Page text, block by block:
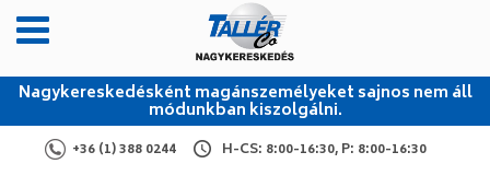
Nagykereskedésként magánszemélyeket sajnos nem áll
módunkban kiszolgálni.
+36 (1) 388 0244 H-CS: 8:00-16:30, P: 8:00-16:30